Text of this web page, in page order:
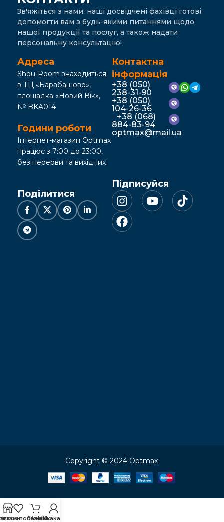
Зв'яжіться з нами: наші досвідчені фахівці готові
допомогти вам з будь-якими питаннями щодо
нашої продукції та послуг, а також надати
персональну консультацію!
Адреса
Shou-Room знаходиться
в ТЦ «Барабашово»,
площадка «Новий Вік»,
№ BKA014
Години роботи
Інтернет-магазин Optmax
працює з 7:00 до 23:00,
без перерви та вихідних
Контактна
інформація
+38 (050)
238-31-90
+38 (050)
104-26-36
+38 (068)
884-83-94
optmax@mail.ua
Поділитися
Підписуйся
Copyright © 2024 Optmax
побажань
Кошик
Мій акаунт